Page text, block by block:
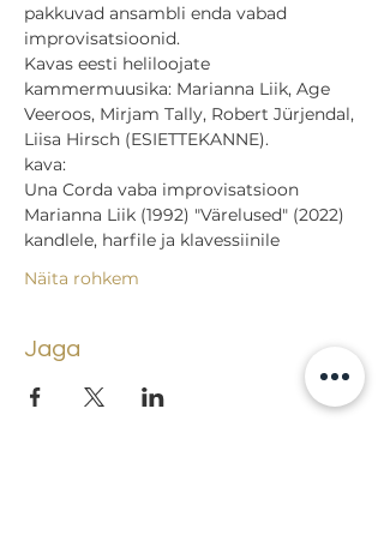
pakkuvad ansambli enda vabad
improvisatsioonid.
Kavas eesti heliloojate
kammermuusika: Marianna Liik, Age
Veeroos, Mirjam Tally, Robert Jürjendal,
Liisa Hirsch (ESIETTEKANNE).
kava:
Una Corda vaba improvisatsioon
Marianna Liik (1992) "Värelused" (2022)
kandlele, harfile ja klavessiinile
Näita rohkem
Jaga